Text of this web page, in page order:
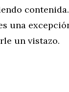
una
un vistazo.